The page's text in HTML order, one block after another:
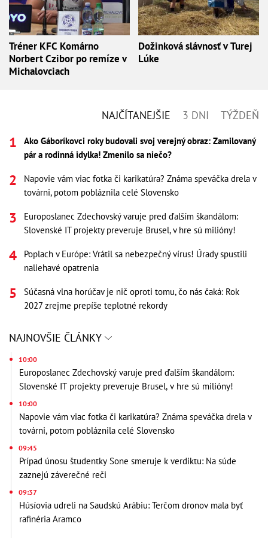
Tréner KFC Komárno
Norbert Czibor po remíze v
Michalovciach
Dožinková slávnosť v Turej
Lúke
NAJČÍTANEJŠIE 3 DNI TÝŽDEŇ
Ako Gáboríkovci roky budovali svoj verejný obraz: Zamilovaný
pár a rodinná idylka! Zmenilo sa niečo?
Napovie vám viac fotka či karikatúra? Známa speváčka drela v
továrni, potom pobláznila celé Slovensko
Europoslanec Zdechovský varuje pred ďalším škandálom:
Slovenské IT projekty preveruje Brusel, v hre sú milióny!
Poplach v Európe: Vrátil sa nebezpečný vírus! Úrady spustili
naliehavé opatrenia
Súčasná vlna horúčav je nič oproti tomu, čo nás čaká: Rok
2027 zrejme prepíše teplotné rekordy
NAJNOVŠIE ČLÁNKY
10:00
Europoslanec Zdechovský varuje pred ďalším škandálom:
Slovenské IT projekty preveruje Brusel, v hre sú milióny!
10:00
Napovie vám viac fotka či karikatúra? Známa speváčka drela v
továrni, potom pobláznila celé Slovensko
09:45
Prípad únosu študentky Sone smeruje k verdiktu: Na súde
zaznejú záverečné reči
09:37
Húsíovia udreli na Saudskú Arábiu: Terčom dronov mala byť
rafinéria Aramco